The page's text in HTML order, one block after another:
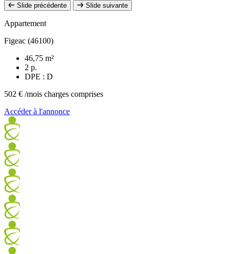
Slide précédente Slide suivante
Appartement
Figeac (46100)
46,75 m²
2 p.
DPE : D
502 € /mois charges comprises
Accéder à l'annonce